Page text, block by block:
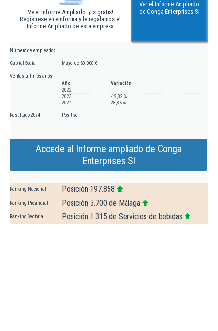
Ve el Informe Ampliado. ¡Es gratis!
Regístrese en eInforma y le regalamos el
Informe Ampliado de esta empresa
Ver el Informe Ampliado
de Conga Enterprises Sl
Número de empleados
Capital Social Mayor de 60.000 €
Ventas últimos años
Año
Variación
2022
2023
-19,82 %
2024
28,35 %
Resultado 2024 Positivo
Accede al Informe ampliado de Conga
Enterprises Sl
Ranking Nacional Posición 197.858
Ranking Provincial Posición 5.700 de Málaga
Ranking Sectorial Posición 1.315 de Servicios de bebidas